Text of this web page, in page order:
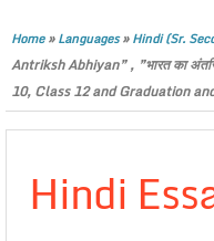
Home»Languages»Hindi (Sr.
Antriksh Abhiyan” , ”भारत का
10, Class 12 and Graduation
Hindi